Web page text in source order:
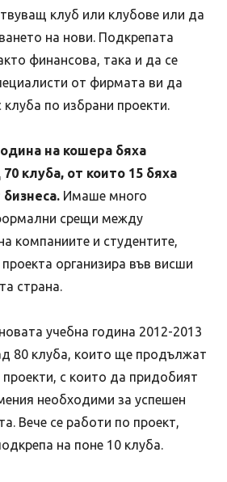
клуб или клубове или да
на нови. Подкрепата
финансова, така и да се
от фирмата ви да
по избрани проекти.
на кошера бяха
клуба, от които 15 бяха
Имаше много
срещи между
компаниите и студентите,
организира във висши
страна.
учебна година 2012-2013
80 клуба, които ще продължат
с които да придобият
необходими за успешен
Вече се работи по проект,
на поне 10 клуба.